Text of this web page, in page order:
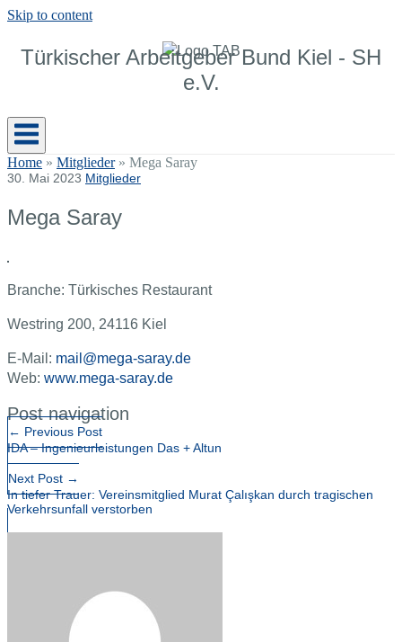
Skip to content
Türkischer Arbeitgeber Bund Kiel - SH
e.V.
Home » Mitglieder » Mega Saray
30. Mai 2023 Mitglieder
Mega Saray
Branche: Türkisches Restaurant
Westring 200, 24116 Kiel
E-Mail: mail@mega-saray.de
Web: www.mega-saray.de
Post navigation
← Previous Post
IDA – Ingenieurleistungen Das + Altun
Next Post →
In tiefer Trauer: Vereinsmitglied Murat Çalışkan durch tragischen
Verkehrsunfall verstorben